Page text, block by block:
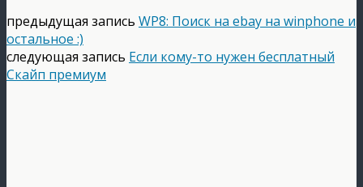
предыдущая запись WP8: Поиск на ebay на winphone и
остальное :)
следующая запись Если кому-то нужен бесплатный
Скайп премиум